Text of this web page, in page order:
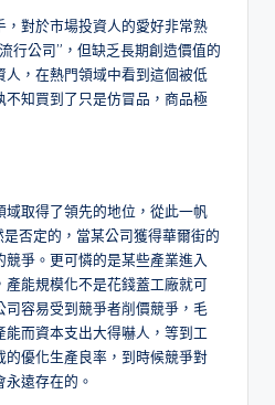
對於市場投資人的愛好非常熟
行公司”，但缺乏長期創造價值的
人，在熱門領域中看到這個被低
知買到了只是仿冒品，商品極
取得了領先的地位，從此一帆
否定的，當某公司獲得華爾街的
爭。更可憐的是某些產業進入
產能規模化不是花錢蓋工廠就可
容易受到競爭者削價競爭，毛
而資本支出大得嚇人，等到工
優化生產良率，到時候競爭對
遠存在的。